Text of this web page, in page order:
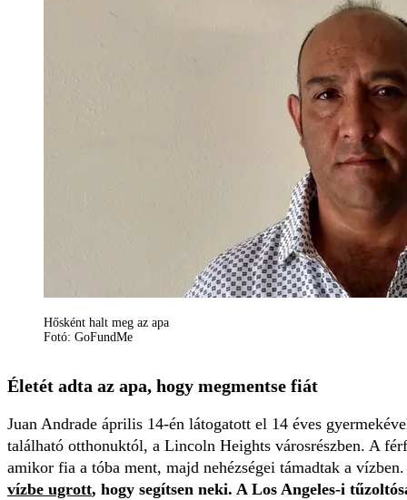
Hősként halt meg az apa
Fotó: GoFundMe
Életét adta az apa, hogy megmentse fiát
Juan Andrade április 14-én látogatott el 14 éves
található otthonuktól, a Lincoln Heights városrészben. A
amikor fia a tóba ment, majd nehézségei támadtak a vízben.
vízbe ugrott, hogy segítsen neki. A Los Angeles-i